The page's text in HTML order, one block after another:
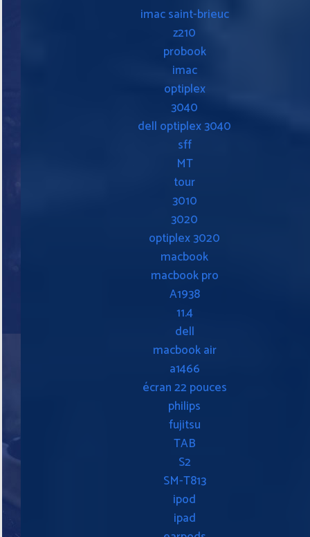
imac saint-brieuc
z210
probook
imac
optiplex
3040
dell optiplex 3040
sff
MT
tour
3010
3020
optiplex 3020
macbook
macbook pro
A1938
11.4
dell
macbook air
a1466
écran 22 pouces
philips
fujitsu
TAB
S2
SM-T813
ipod
ipad